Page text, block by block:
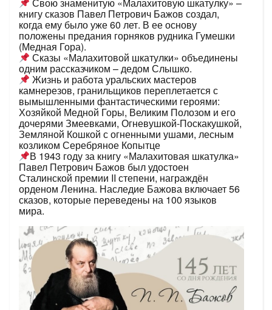
Свою знаменитую «Малахитовую шкатулку» –
книгу сказов Павел Петрович Бажов создал,
когда ему было уже 60 лет. В ее основу
положены предания горняков рудника Гумешки
(Медная Гора).
Сказы «Малахитовой шкатулки» объединены
одним рассказчиком – дедом Слышко.
Жизнь и работа уральских мастеров
камнерезов, гранильщиков переплетается с
вымышленными фантастическими героями:
Хозяйкой Медной Горы, Великим Полозом и его
дочерями Змеевками, Огневушкой-Поскакушкой,
Земляной Кошкой с огненными ушами, лесным
козликом Серебряное Копытце
В 1943 году за книгу «Малахитовая шкатулка»
Павел Петрович Бажов был удостоен
Сталинской премии II степени, награждён
орденом Ленина. Наследие Бажова включает 56
сказов, которые переведены на 100 языков
мира.